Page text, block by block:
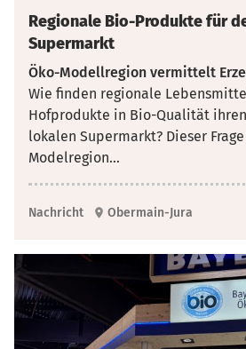
Regionale Bio-Produkte für
Supermarkt
Öko-Modellregion vermittelt
Wie finden regionale
Hofprodukte in Bio-Qualität
lokalen Supermarkt? Dieser
Modelregion...
Nachricht Obermain-Jura